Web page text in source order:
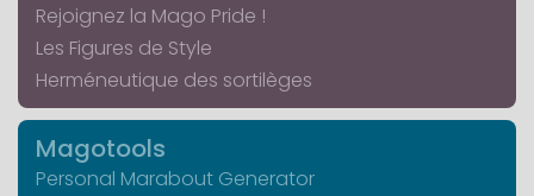
Rejoignez la Mago Pride !
Les Figures de Style
Herméneutique des sortilèges
Magotools
Personal Marabout Generator